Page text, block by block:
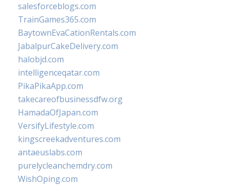
salesforceblogs.com
TrainGames365.com
BaytownEvaCationRentals.com
JabalpurCakeDelivery.com
halobjd.com
intelligenceqatar.com
PikaPikaApp.com
takecareofbusinessdfw.org
HamadaOfJapan.com
VersifyLifestyle.com
kingscreekadventures.com
antaeuslabs.com
purelycleanchemdry.com
WishOping.com